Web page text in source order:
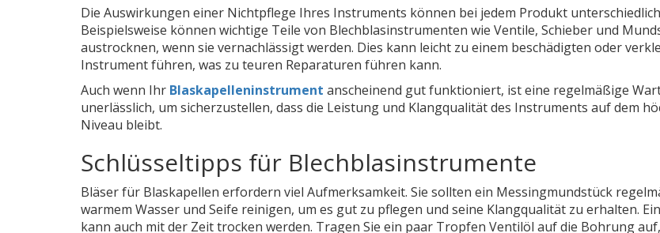
Die Auswirkungen einer Nichtpflege Ihres Instruments können bei jedem Produkt
Beispielsweise können wichtige Teile von Blechblasinstrumenten wie Ventile, Schieber und
austrocknen, wenn sie vernachlässigt werden. Dies kann leicht zu einem beschädigten oder
Instrument führen, was zu teuren Reparaturen führen kann.
Auch wenn Ihr Blaskapelleninstrument anscheinend gut funktioniert, ist eine regelmäßige
unerlässlich, um sicherzustellen, dass die Leistung und Klangqualität des Instruments auf dem
Niveau bleibt.
Schlüsseltipps für Blechblasinstrumente
Bläser für Blaskapellen erfordern viel Aufmerksamkeit. Sie sollten ein Messingmundstück
warmem Wasser und Seife reinigen, um es gut zu pflegen und seine Klangqualität zu erhalten.
kann auch mit der Zeit trocken werden. Tragen Sie ein paar Tropfen Ventilöl auf die Bohrung